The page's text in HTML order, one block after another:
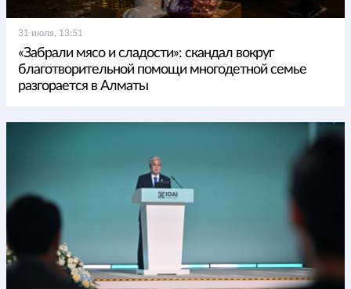
31 июля, 13:51
«Забрали мясо и сладости»: скандал вокруг
благотворительной помощи многодетной семье
разгорается в Алматы